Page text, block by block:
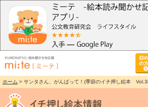
初
の
ホーム > サンタさん、がんばって！(季節のイチ押し絵本